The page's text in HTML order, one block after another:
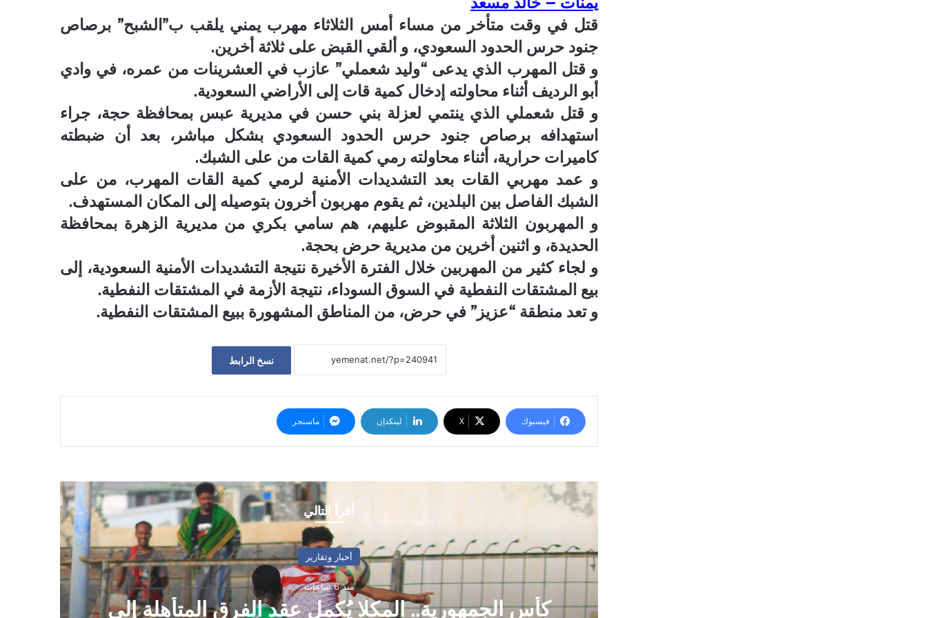
قتل في وقت متأخر من مساء أمس الثلاثاء مهرب يمني يلقب ب”الشبح” برصاص
جنود حرس الحدود السعودي، و ألقي القبض على ثلاثة أخرين.
و قتل المهرب الذي يدعى “وليد شعملي” عازب في العشرينات من عمره، في وادي
أبو الرديف أثناء محاولته إدخال كمية قات إلى الأراضي السعودية.
و قتل شعملي الذي ينتمي لعزلة بني حسن في مديرية عبس بمحافظة حجة، جراء
استهدافه برصاص جنود حرس الحدود السعودي بشكل مباشر، بعد أن ضبطته
كاميرات حرارية، أثناء محاولته رمي كمية القات من على الشبك.
و عمد مهربي القات بعد التشديدات الأمنية لرمي كمية القات المهرب، من على
الشبك الفاصل بين البلدين، ثم يقوم مهربون أخرون بتوصيله إلى المكان المستهدف.
و المهربون الثلاثة المقبوض عليهم، هم سامي بكري من مديرية الزهرة بمحافظة
الحديدة، و اثنين أخرين من مديرية حرض بحجة.
و لجاء كثير من المهربين خلال الفترة الأخيرة نتيجة التشديدات الأمنية السعودية، إلى
بيع المشتقات النفطية في السوق السوداء، نتيجة الأزمة في المشتقات النفطية.
و تعد منطقة “عزيز” في حرض، من المناطق المشهورة ببيع المشتقات النفطية.
نسخ الرابط
فيسبوك ‫X لينكدإن ماسنجر
أقرأ التالي
أخبار وتقارير
منذ 6 ساعات
كأس الجمهورية.. المكلا يُكمل عقد الفرق المتأهلة إلى